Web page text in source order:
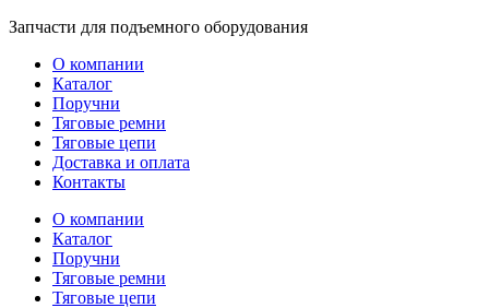
Перейти
содержимому
Запчасти для подъемного оборудования
О компании
Каталог
Поручни
Тяговые ремни
Тяговые цепи
Доставка и оплата
Контакты
О компании
Каталог
Поручни
Тяговые ремни
Тяговые цепи